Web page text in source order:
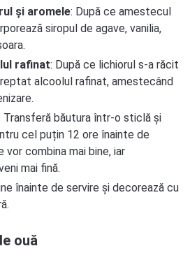
și aromele: După ce amestecul
siropul de agave, vanilia,
rafinat: După ce lichiorul s-a răcit
alcoolul rafinat, amestecând
Transferă băutura într-o sticlă și
cel puțin 12 ore înainte de
vor combina mai bine, iar
mai fină.
înainte de servire și decorează cu
ouă